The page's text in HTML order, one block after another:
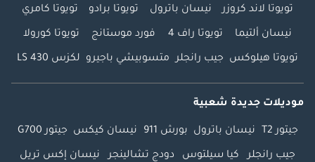
تويوتا لاند كروزر نيسان باترول تويوتا برادو تويوتا كامري
نيسان ألتيما تويوتا راف 4 فورد موستانج تويوتا كورولا
تويوتا هيلوكس جيب رانجلر متسوبيشي باجيرو لكزس LS 430
موديلات جديدة شعبية
جيتور T2 نيسان باترول بورش 911 نيسان كيكس جيتور G700
جيب رانجلر كيا سيلتوس دودج تشالينجر نيسان إكس تريل